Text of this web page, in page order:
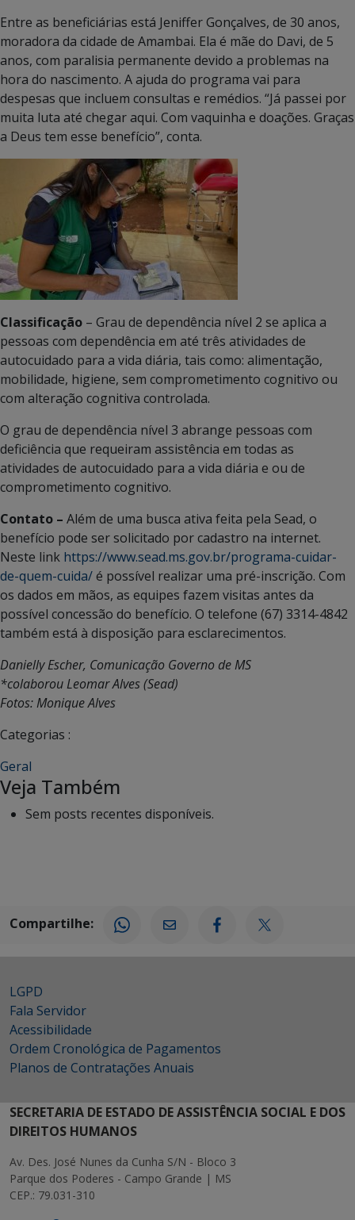
Entre as beneficiárias está Jeniffer Gonçalves, de 30 anos,
moradora da cidade de Amambai. Ela é mãe do Davi, de 5
anos, com paralisia permanente devido a problemas na
hora do nascimento. A ajuda do programa vai para
despesas que incluem consultas e remédios. “Já passei por
muita luta até chegar aqui. Com vaquinha e doações. Graças
a Deus tem esse benefício”, conta.
Classificação – Grau de dependência nível 2 se aplica a
pessoas com dependência em até três atividades de
autocuidado para a vida diária, tais como: alimentação,
mobilidade, higiene, sem comprometimento cognitivo ou
com alteração cognitiva controlada.
O grau de dependência nível 3 abrange pessoas com
deficiência que requeiram assistência em todas as
atividades de autocuidado para a vida diária e ou de
comprometimento cognitivo.
Contato – Além de uma busca ativa feita pela Sead, o
benefício pode ser solicitado por cadastro na internet.
Neste link https://www.sead.ms.gov.br/programa-cuidar-
de-quem-cuida/é possível realizar uma pré-inscrição. Com
os dados em mãos, as equipes fazem visitas antes da
possível concessão do benefício. O telefone (67) 3314-4842
também está à disposição para esclarecimentos.
Danielly Escher, Comunicação Governo de MS
*colaborou Leomar Alves (Sead)
Fotos: Monique Alves
Categorias :
Geral
Veja Também
Sem posts recentes disponíveis.
Compartilhe:
LGPD
Fala Servidor
Acessibilidade
Ordem Cronológica de Pagamentos
Planos de Contratações Anuais
SECRETARIA DE ESTADO DE ASSISTÊNCIA SOCIAL E DOS
DIREITOS HUMANOS
Av. Des. José Nunes da Cunha S/N - Bloco 3
Parque dos Poderes - Campo Grande | MS
CEP.: 79.031-310